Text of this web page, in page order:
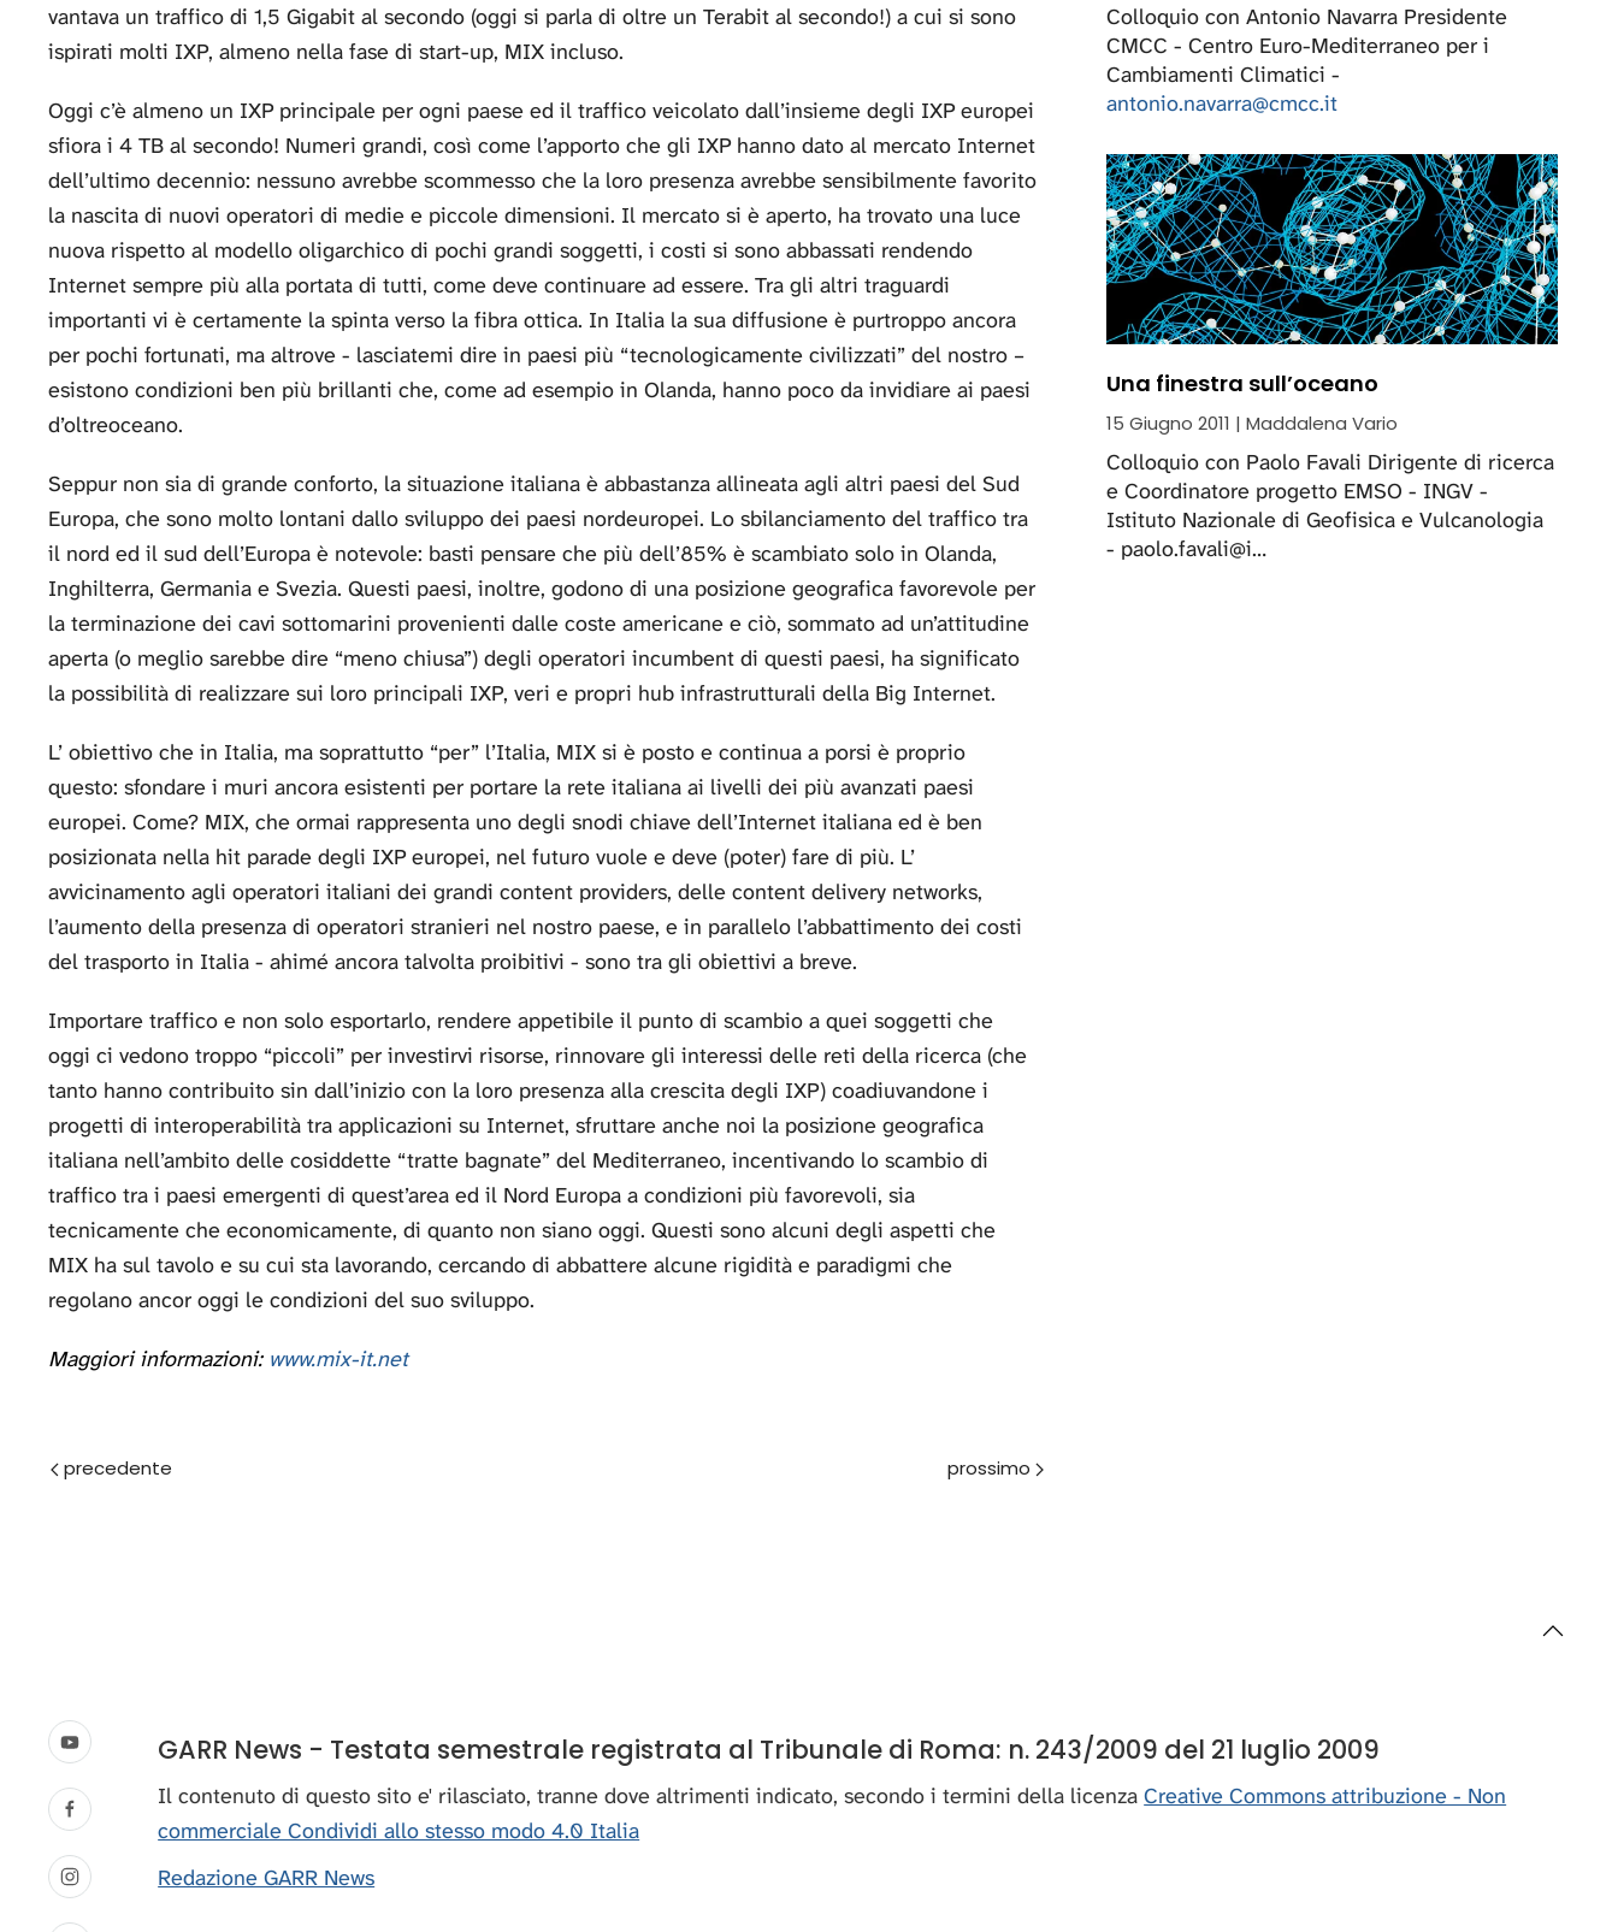
vantava un traffico di 1,5 Gigabit al secondo (oggi si parla di oltre un Terabit al secondo!) a cui si sono
ispirati molti IXP, almeno nella fase di start-up, MIX incluso.
Oggi c’è almeno un IXP principale per ogni paese ed il traffico veicolato dall’insieme degli IXP europei
sfiora i 4 TB al secondo! Numeri grandi, così come l’apporto che gli IXP hanno dato al mercato Internet
dell’ultimo decennio: nessuno avrebbe scommesso che la loro presenza avrebbe sensibilmente favorito
la nascita di nuovi operatori di medie e piccole dimensioni. Il mercato si è aperto, ha trovato una luce
nuova rispetto al modello oligarchico di pochi grandi soggetti, i costi si sono abbassati rendendo
Internet sempre più alla portata di tutti, come deve continuare ad essere. Tra gli altri traguardi
importanti vi è certamente la spinta verso la fibra ottica. In Italia la sua diffusione è purtroppo ancora
per pochi fortunati, ma altrove - lasciatemi dire in paesi più “tecnologicamente civilizzati” del nostro –
esistono condizioni ben più brillanti che, come ad esempio in Olanda, hanno poco da invidiare ai paesi
d’oltreoceano.
Seppur non sia di grande conforto, la situazione italiana è abbastanza allineata agli altri paesi del Sud
Europa, che sono molto lontani dallo sviluppo dei paesi nordeuropei. Lo sbilanciamento del traffico tra
il nord ed il sud dell’Europa è notevole: basti pensare che più dell’85% è scambiato solo in Olanda,
Inghilterra, Germania e Svezia. Questi paesi, inoltre, godono di una posizione geografica favorevole per
la terminazione dei cavi sottomarini provenienti dalle coste americane e ciò, sommato ad un’attitudine
aperta (o meglio sarebbe dire “meno chiusa”) degli operatori incumbent di questi paesi, ha significato
la possibilità di realizzare sui loro principali IXP, veri e propri hub infrastrutturali della Big Internet.
L’ obiettivo che in Italia, ma soprattutto “per” l’Italia, MIX si è posto e continua a porsi è proprio
questo: sfondare i muri ancora esistenti per portare la rete italiana ai livelli dei più avanzati paesi
europei. Come? MIX, che ormai rappresenta uno degli snodi chiave dell’Internet italiana ed è ben
posizionata nella hit parade degli IXP europei, nel futuro vuole e deve (poter) fare di più. L’
avvicinamento agli operatori italiani dei grandi content providers, delle content delivery networks,
l’aumento della presenza di operatori stranieri nel nostro paese, e in parallelo l’abbattimento dei costi
del trasporto in Italia - ahimé ancora talvolta proibitivi - sono tra gli obiettivi a breve.
Importare traffico e non solo esportarlo, rendere appetibile il punto di scambio a quei soggetti che
oggi ci vedono troppo “piccoli” per investirvi risorse, rinnovare gli interessi delle reti della ricerca (che
tanto hanno contribuito sin dall’inizio con la loro presenza alla crescita degli IXP) coadiuvandone i
progetti di interoperabilità tra applicazioni su Internet, sfruttare anche noi la posizione geografica
italiana nell’ambito delle cosiddette “tratte bagnate” del Mediterraneo, incentivando lo scambio di
traffico tra i paesi emergenti di quest’area ed il Nord Europa a condizioni più favorevoli, sia
tecnicamente che economicamente, di quanto non siano oggi. Questi sono alcuni degli aspetti che
MIX ha sul tavolo e su cui sta lavorando, cercando di abbattere alcune rigidità e paradigmi che
regolano ancor oggi le condizioni del suo sviluppo.
Maggiori informazioni: www.mix-it.net
Colloquio con Antonio Navarra Presidente
CMCC - Centro Euro-Mediterraneo per i
Cambiamenti Climatici -
antonio.navarra@cmcc.it
Una finestra sull’oceano
15 Giugno 2011 | Maddalena Vario
Colloquio con Paolo Favali Dirigente di ricerca
e Coordinatore progetto EMSO - INGV -
Istituto Nazionale di Geofisica e Vulcanologia
- paolo.favali@i…
GARR News - Testata semestrale registrata al Tribunale di Roma: n. 243/2009 del 21 luglio 2009
Il contenuto di questo sito e' rilasciato, tranne dove altrimenti indicato, secondo i termini della licenzaCreative Commons attribuzione - Non
commerciale Condividi allo stesso modo 4.0 Italia
Redazione GARR News